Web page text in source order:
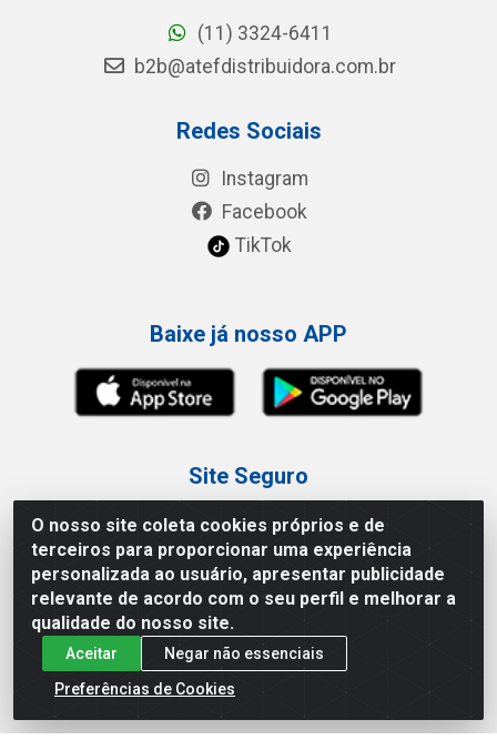
O nosso site coleta cookies próprios e de
terceiros para proporcionar uma experiência
personalizada ao usuário, apresentar publicidade
relevante de acordo com o seu perfil e melhorar a
qualidade do nosso site.
Aceitar
Negar não essenciais
Preferências de Cookies
(11) 3324-6411
b2b@atefdistribuidora.com.br
Redes Sociais
Instagram
Facebook
TikTok
Baixe já nosso APP
Site Seguro
Loja / Showroom
Tel.: (11) 3227-0546
Av Vautier, 587/597 - Pari - São Paulo/SP